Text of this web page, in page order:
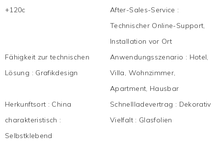
+120c
After-Sales-Service :
Technischer Online-Support,
Installation vor Ort
Fähigkeit zur technischen
Lösung : Grafikdesign
Anwendungsszenario : Hotel,
Villa, Wohnzimmer,
Apartment, Hausbar
Herkunftsort : China Schnellladevertrag : Dekorativ
charakteristisch :
Selbstklebend
Vielfalt : Glasfolien